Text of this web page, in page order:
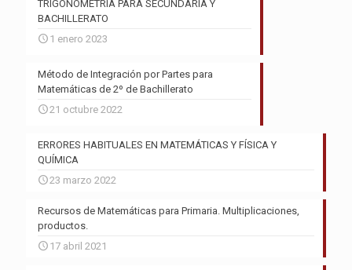
TRIGONOMETRÍA PARA SECUNDARIA Y
BACHILLERATO
1 enero 2023
Método de Integración por Partes para
Matemáticas de 2º de Bachillerato
21 octubre 2022
ERRORES HABITUALES EN MATEMÁTICAS Y FÍSICA Y
QUÍMICA
23 marzo 2022
Recursos de Matemáticas para Primaria. Multiplicaciones,
productos.
17 abril 2021